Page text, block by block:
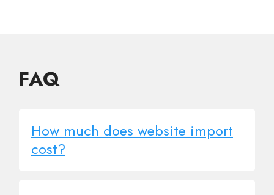
FAQ
How much does website import
cost?